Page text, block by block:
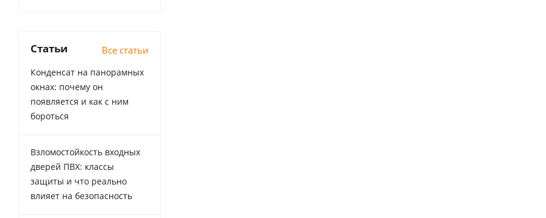
Статьи Все статьи
Конденсат на панорамных
окнах: почему он
появляется и как с ним
бороться
Взломостойкость входных
дверей ПВХ: классы
защиты и что реально
влияет на безопасность